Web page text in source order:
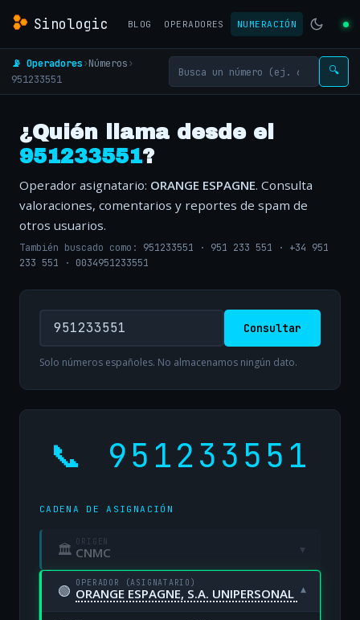
Sinologic BLOG OPERADORES NUMERACIÓN
📡 Operadores›Números›
951233551
🔍
¿Quién llama desde el
951233551?
Operador asignatario: ORANGE ESPAGNE. Consulta
valoraciones, comentarios y reportes de spam de
otros usuarios.
También buscado como: 951233551 · 951 233 551 · +34 951
233 551 · 0034951233551
Consultar
Solo números españoles. No almacenamos ningún dato.
📞 951233551
CADENA DE ASIGNACIÓN
🏛 ORIGEN
CNMC ▾
🟢 OPERADOR (ASIGNATARIO)
ORANGE ESPAGNE, S.A. UNIPERSONAL ▾